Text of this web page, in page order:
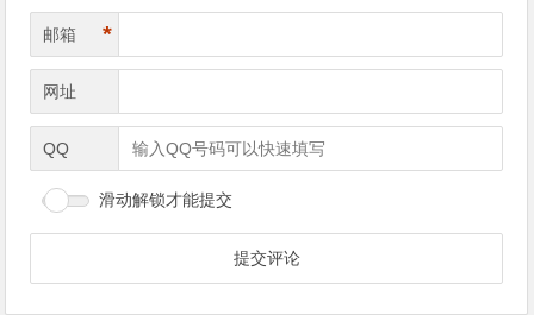
邮箱 *
网址
QQ
滑动解锁才能提交